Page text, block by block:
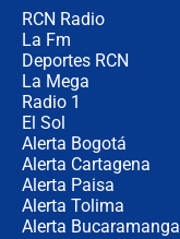
RCN Radio
La Fm
Deportes RCN
La Mega
Radio 1
El Sol
Alerta Bogotá
Alerta Cartagena
Alerta Paisa
Alerta Tolima
Alerta Bucaramanga